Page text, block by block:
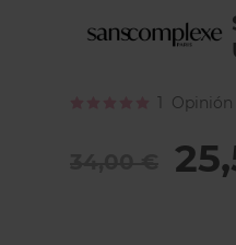
Calificación:1 Opinión